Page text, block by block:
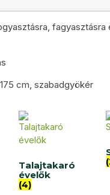
fagyasztásra
cm, szabadgyökér
Talajtakaró
évelők
(4)